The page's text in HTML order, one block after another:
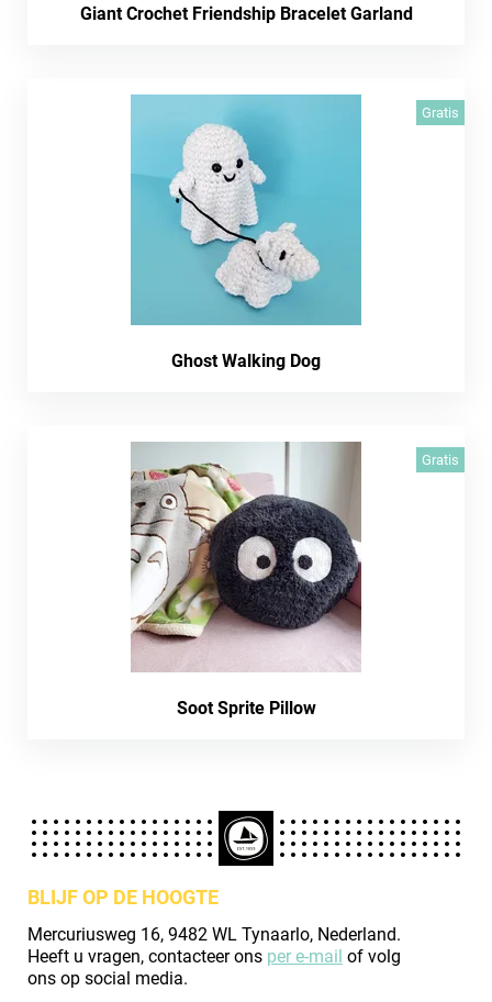
Giant Crochet Friendship Bracelet Garland
Gratis
Ghost Walking Dog
Gratis
Soot Sprite Pillow
BLIJF OP DE HOOGTE
Mercuriusweg 16, 9482 WL Tynaarlo, Nederland.
Heeft u vragen, contacteer ons per e-mail of volg
ons op social media.